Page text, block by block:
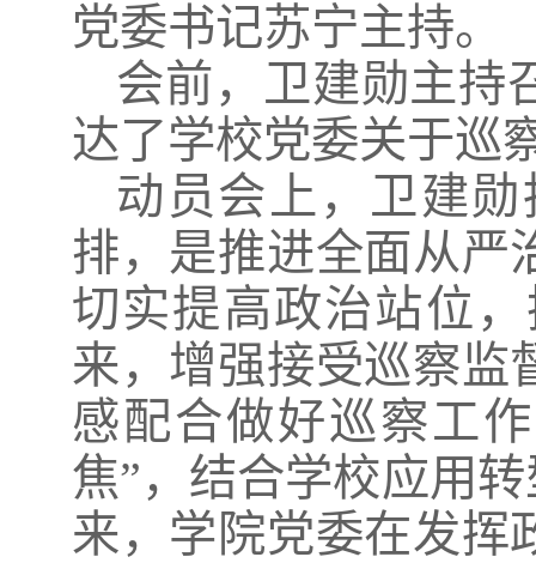
党委书记苏宁主持。
会前，卫建勋主持
达了学校党委关于巡
动员会上，卫建
排，是推进全面从严
切实提高政治站位
来，增强接受巡察监
感配合做好巡察工
焦”，结合学校应用
来，学院党委在发挥